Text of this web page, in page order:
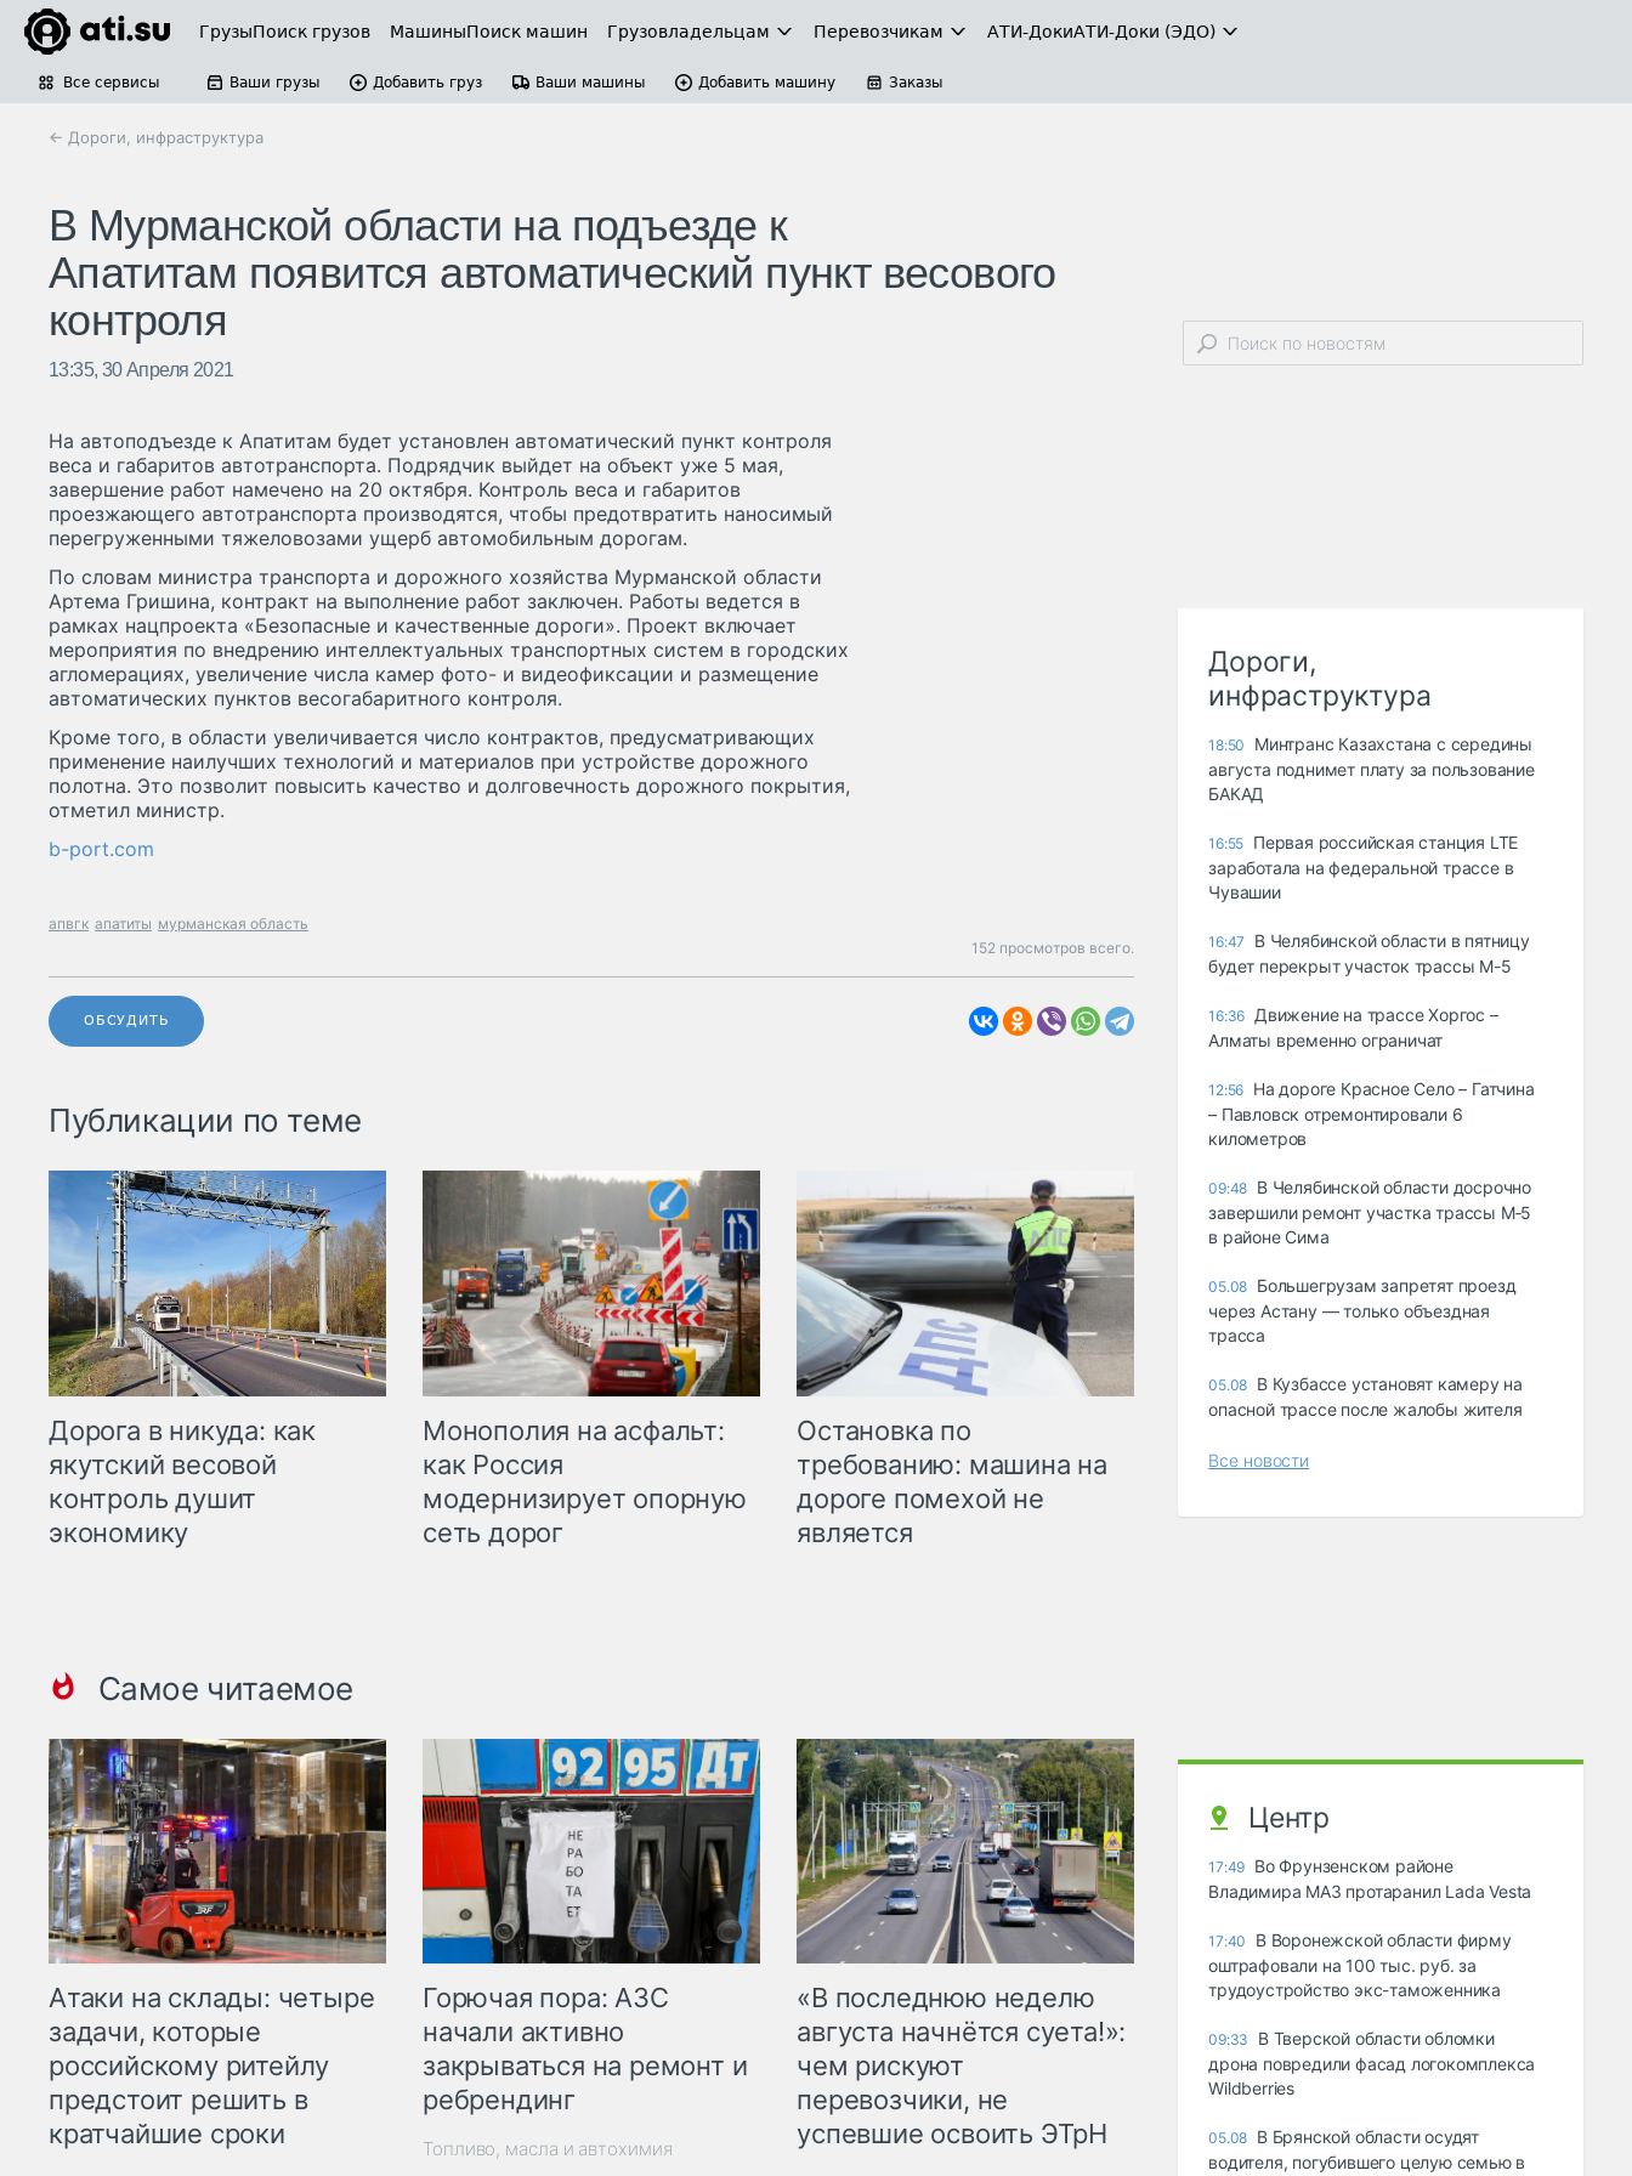
ГрузыПоиск грузов МашиныПоиск машин Грузовладельцам Перевозчикам АТИ-ДокиАТИ-Доки (ЭДО)
Все сервисы Ваши грузы Добавить груз Ваши машины Добавить машину Заказы
← Дороги, инфраструктура
В Мурманской области на подъезде к
Апатитам появится автоматический пункт весового
контроля
13:35, 30 Апреля 2021
На автоподъезде к Апатитам будет установлен автоматический пункт контроля
веса и габаритов автотранспорта. Подрядчик выйдет на объект уже 5 мая,
завершение работ намечено на 20 октября. Контроль веса и габаритов
проезжающего автотранспорта производятся, чтобы предотвратить наносимый
перегруженными тяжеловозами ущерб автомобильным дорогам.
По словам министра транспорта и дорожного хозяйства Мурманской области
Артема Гришина, контракт на выполнение работ заключен. Работы ведется в
рамках нацпроекта «Безопасные и качественные дороги». Проект включает
мероприятия по внедрению интеллектуальных транспортных систем в городских
агломерациях, увеличение числа камер фото- и видеофиксации и размещение
автоматических пунктов весогабаритного контроля.
Кроме того, в области увеличивается число контрактов, предусматривающих
применение наилучших технологий и материалов при устройстве дорожного
полотна. Это позволит повысить качество и долговечность дорожного покрытия,
отметил министр.
b-port.com
апвгк апатиты мурманская область
152 просмотров всего.
ОБСУДИТЬ
Публикации по теме
Дорога в никуда: как
якутский весовой
контроль душит
экономику
Монополия на асфальт:
как Россия
модернизирует опорную
сеть дорог
Остановка по
требованию: машина на
дороге помехой не
является
Самое читаемое
Атаки на склады: четыре
задачи, которые
российскому ритейлу
предстоит решить в
кратчайшие сроки
Горючая пора: АЗС
начали активно
закрываться на ремонт и
ребрендинг
Топливо, масла и автохимия
«В последнюю неделю
августа начнётся суета!»:
чем рискуют
перевозчики, не
успевшие освоить ЭТрН
Дороги,
инфраструктура
18:50
Минтранс Казахстана с середины
августа поднимет плату за пользование
БАКАД
16:55 Первая российская станция LTE
заработала на федеральной трассе в
Чувашии
16:47
В Челябинской области в пятницу
будет перекрыт участок трассы М-5
16:36 Движение на трассе Хоргос –
Алматы временно ограничат
12:56 На дороге Красное Село – Гатчина
– Павловск отремонтировали 6
километров
09:48 В Челябинской области досрочно
завершили ремонт участка трассы М‑5
в районе Сима
05.08 Большегрузам запретят проезд
через Астану — только объездная
трасса
05.08 В Кузбассе установят камеру на
опасной трассе после жалобы жителя
Все новости
Центр
17:49 Во Фрунзенском районе
Владимира МАЗ протаранил Lada Vesta
17:40
В Воронежской области фирму
оштрафовали на 100 тыс. руб. за
трудоустройство экс-таможенника
09:33
В Тверской области обломки
дрона повредили фасад логокомплекса
Wildberries
05.08 В Брянской области осудят
водителя, погубившего целую семью в